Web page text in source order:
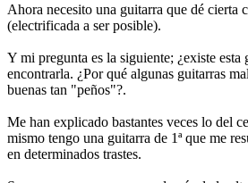
Ahora necesito una guitarra que dé cierta
(electrificada a ser posible).
Y mi pregunta es la siguiente; ¿existe esta
encontrarla. ¿Por qué algunas guitarras
buenas tan "peños"?.
Me han explicado bastantes veces lo del
mismo tengo una guitarra de 1ª que me
en determinados trastes.